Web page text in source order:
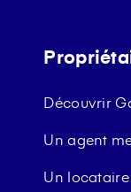
Découvrir
Un agent
Un